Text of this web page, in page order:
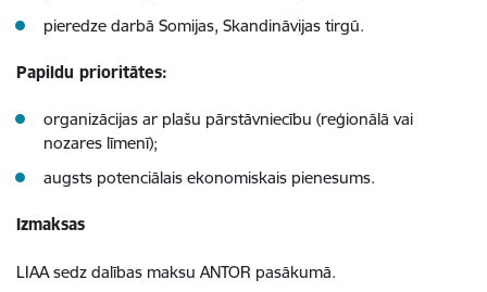
pieredze darbā Somijas, Skandināvijas tirgū.
Papildu prioritātes:
organizācijas ar plašu pārstāvniecību (reģionālā vai
nozares līmenī);
augsts potenciālais ekonomiskais pienesums.
Izmaksas
LIAA sedz dalības maksu ANTOR pasākumā.